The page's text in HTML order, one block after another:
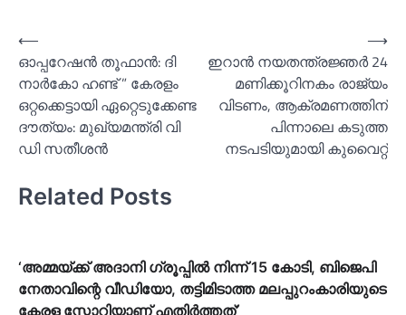
Post
navigation
⟵
ഓപ്പറേഷൻ തൂഫാൻ: ദി
നാര്‍കോ ഹണ്ട് ” കേരളം
ഒറ്റക്കെട്ടായി ഏറ്റെടുക്കേണ്ട
ദൗത്യം: മുഖ്യമന്ത്രി വി
ഡി സതീശൻ
ഇറാൻ നയതന്ത്രജ്ഞര്‍ 24
മണിക്കൂറിനകം രാജ്യം
വിടണം, ആക്രമണത്തിന്
പിന്നാലെ കടുത്ത
നടപടിയുമായി കുവൈറ്റ്
⟶
Related Posts
‘അമ്മയ്ക്ക് അദാനി ഗ്രൂപ്പില്‍ നിന്ന് 15 കോടി, ബിജെപി
നേതാവിന്റെ വീഡിയോ, തട്ടിമിടാത്ത മലപ്പുറംകാരിയുടെ
കേരള സ്റ്റോറിയാണ് എതിര്‍ത്തത്’